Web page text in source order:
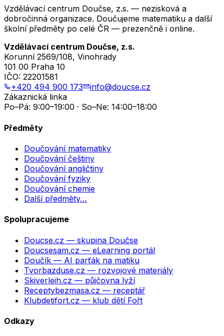
Vzdělávací centrum Doučse, z.s. — nezisková a
dobročinná organizace. Doučujeme matematiku a další
školní předměty po celé ČR — prezenčně i online.
Vzdělávací centrum Doučse, z.s.
Korunní 2569/108, Vinohrady
101 00 Praha 10
IČO: 22201581
+420 494 900 173
info@doucse.cz
Zákaznická linka
Po–Pá: 9:00–19:00 · So–Ne: 14:00–18:00
Předměty
Doučování matematiky
Doučování češtiny
Doučování angličtiny
Doučování fyziky
Doučování chemie
Další předměty…
Spolupracujeme
Doucse.cz — skupina Doučse
Doucsesam.cz — eLearning portál
Doučík — AI parťák na matiku
Tvorbazduse.cz — rozvojové materiály
Skiverleih.cz — půjčovna lyží
Receptybezmasa.cz — receptář
Klubdetifort.cz — klub dětí Fořt
Odkazy